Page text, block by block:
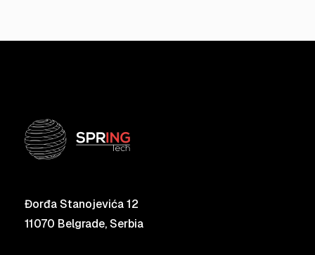
Đorđa Stanojevića 12
11070 Belgrade, Serbia